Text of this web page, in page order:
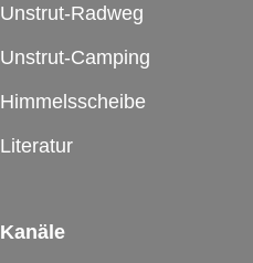
Unstrut-Radweg
Unstrut-Camping
Himmelsscheibe
Literatur
Kanäle